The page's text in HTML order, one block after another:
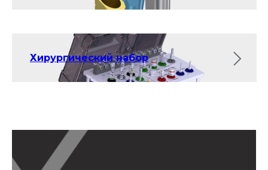
Хирургический набор